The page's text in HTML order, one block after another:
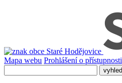
Mapa webu Prohlášení o přístupnosti